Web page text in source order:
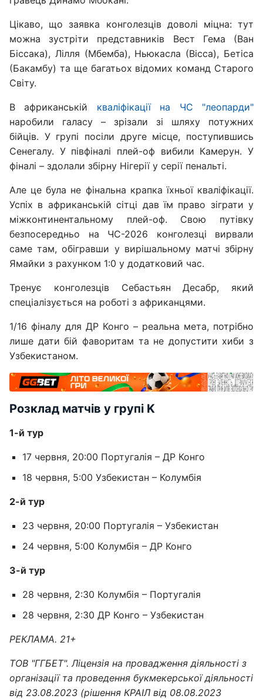
Цікаво, що заявка конголезців доволі міцна: тут
можна зустріти представників Вест Гема (Ван
Біссака), Лілля (Мбемба), Ньюкасла (Вісса), Бетіса
(Бакамбу) та ще багатьох відомих команд Старого
Світу.
В африканській кваліфікації на ЧС "леопарди"
наробили галасу – зрізали зі шляху потужних
бійців. У групі посіли друге місце, поступившись
Сенегалу. У півфіналі плей-оф вибили Камерун. У
фіналі – здолали збірну Нігерії у серії пенальті.
Але це була не фінальна крапка їхньої кваліфікації.
Успіх в африканській сітці дав їм право зіграти у
міжконтинентальному плей-оф. Свою путівку
безпосередньо на ЧС-2026 конголезці вирвали
саме там, обігравши у вирішальному матчі збірну
Ямайки з рахунком 1:0 у додатковий час.
Тренує конголезців Себастьян Десабр, який
спеціалізується на роботі з африканцями.
1/16 фіналу для ДР Конго – реальна мета, потрібно
лише дати бій фаворитам та не допустити хиби з
Узбекистаном.
Розклад матчів у групі K
1-й тур
17 червня, 20:00 Португалія – ДР Конго
18 червня, 5:00 Узбекистан – Колумбія
2-й тур
23 червня, 20:00 Португалія – Узбекистан
24 червня, 5:00 Колумбія – ДР Конго
3-й тур
28 червня, 2:30 Колумбія – Португалія
28 червня, 2:30 ДР Конго – Узбекистан
РЕКЛАМА. 21+
ТОВ "ГГБЕТ". Ліцензія на провадження діяльності з
організації та проведення букмекерської діяльності
від 23.08.2023 (рішення КРАІЛ від 08.08.2023